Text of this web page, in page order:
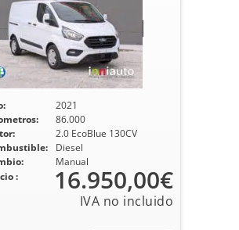
2021
86.000
2.0 EcoBlue 130CV
Diesel
Manual
: 16.950,00€